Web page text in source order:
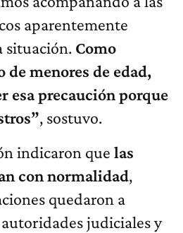
aparentemente
situación. Como
de menores de edad,
esa precaución porque
, sostuvo.
indicaron que las
con normalidad,
quedaron a
judiciales y